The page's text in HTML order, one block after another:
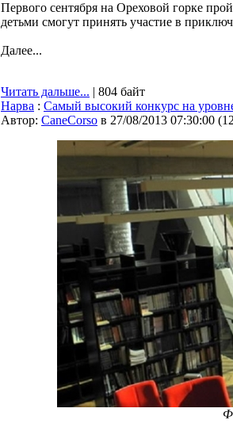
Первого сентября на Ореховой горке
детьми смогут принять участие в
Далее...
Читать дальше... | 804 байт
Нарва : Самый высокий конкурс на
Автор: CaneCorso в 27/08/2013 07:30:00 (